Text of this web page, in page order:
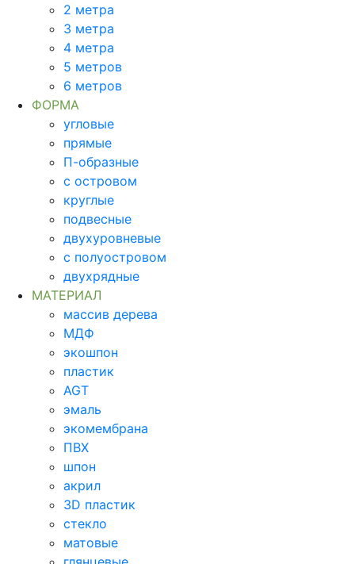
2 метра
3 метра
4 метра
5 метров
6 метров
ФОРМА
угловые
прямые
П-образные
с островом
круглые
подвесные
двухуровневые
с полуостровом
двухрядные
МАТЕРИАЛ
массив дерева
МДФ
экошпон
пластик
AGT
эмаль
экомембрана
ПВХ
шпон
акрил
3D пластик
стекло
матовые